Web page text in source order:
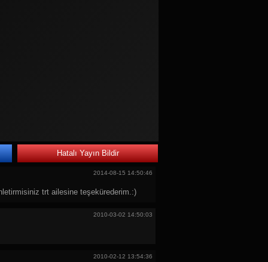
Hatalı Yayın Bildir
2014-08-15 14:50:46
trt ailesine teşekürederim.:)
2010-03-02 14:50:03
2010-02-12 13:54:36